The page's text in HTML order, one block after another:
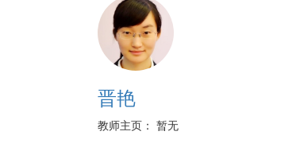
晋艳
教师主页： 暂无